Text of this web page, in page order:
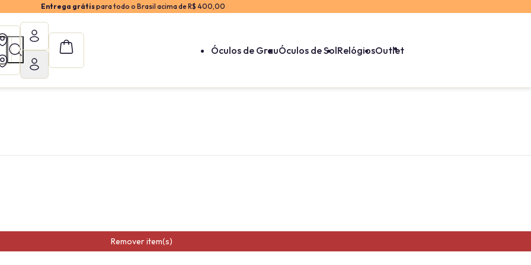
Entrega grátispara todo o Brasil acima de R$ 400,00
Óculos de GrauÓculos de SolRelógiosOutlet
Remover item(s)